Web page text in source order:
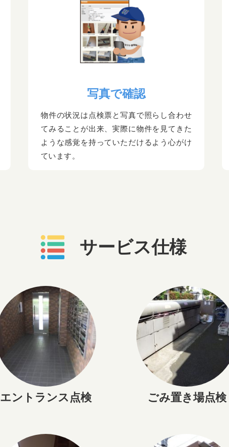
写真で確認
物件の状況は点検票と写真で照らし合わせ
てみることが出来、実際に物件を見てきた
ような感覚を持っていただけるよう心がけ
ています。
サービス仕様
エントランス点検 ごみ置き場点検